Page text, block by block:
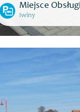
Miejsce
Iwiny